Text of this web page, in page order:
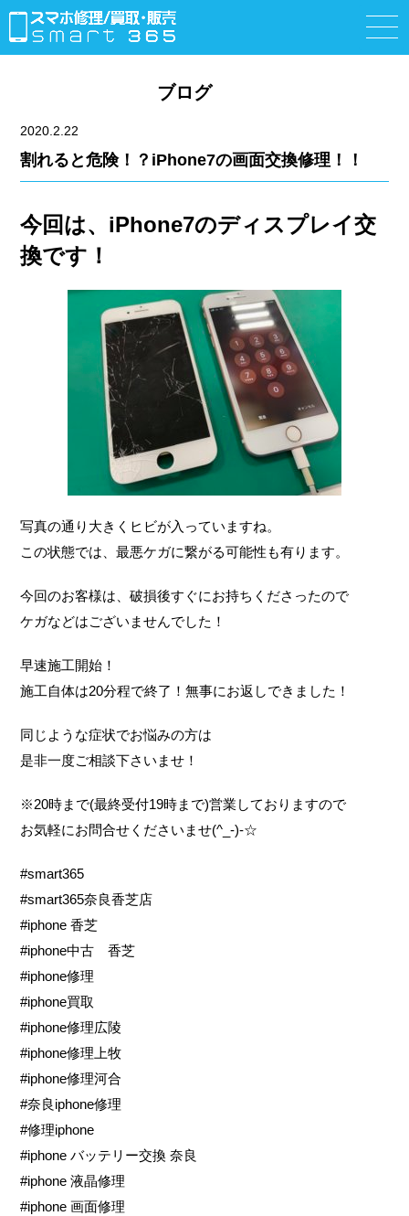
ブログ
2020.2.22
割れると危険！？iPhone7の画面交換修理！！
今回は、iPhone7のディスプレイ交
換です！
写真の通り大きくヒビが入っていますね。
この状態では、最悪ケガに繋がる可能性も有ります。
今回のお客様は、破損後すぐにお持ちくださったので
ケガなどはございませんでした！
早速施工開始！
施工自体は20分程で終了！無事にお返しできました！
同じような症状でお悩みの方は
是非一度ご相談下さいませ！
※20時まで(最終受付19時まで)営業しておりますので
お気軽にお問合せくださいませ(^_-)-☆
#smart365
#smart365奈良香芝店
#iphone 香芝
#iphone中古 香芝
#iphone修理
#iphone買取
#iphone修理広陵
#iphone修理上牧
#iphone修理河合
#奈良iphone修理
#修理iphone
#iphone バッテリー交換 奈良
#iphone 液晶修理
#iphone 画面修理